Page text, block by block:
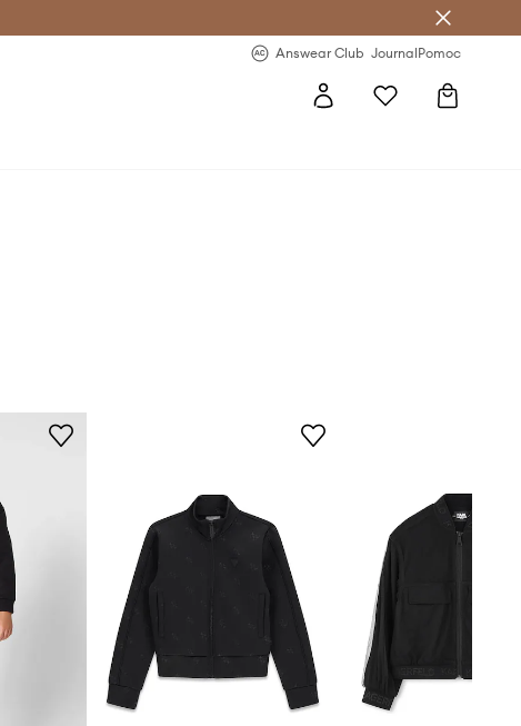
Answear Club JournalPomoc